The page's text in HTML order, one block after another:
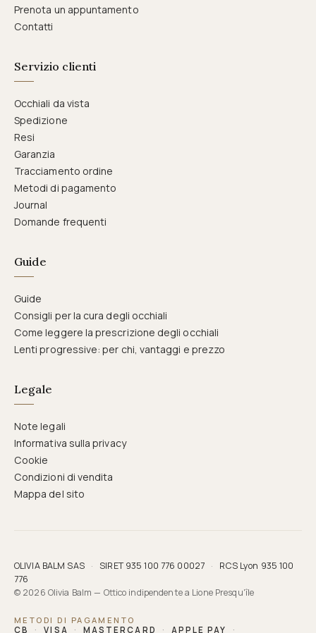
Prenota un appuntamento
Contatti
Servizio clienti
Occhiali da vista
Spedizione
Resi
Garanzia
Tracciamento ordine
Metodi di pagamento
Journal
Domande frequenti
Guide
Guide
Consigli per la cura degli occhiali
Come leggere la prescrizione degli occhiali
Lenti progressive: per chi, vantaggi e prezzo
Legale
Note legali
Informativa sulla privacy
Cookie
Condizioni di vendita
Mappa del sito
OLIVIA BALM SAS · SIRET 935 100 776 00027 ·
RCS Lyon 935 100
776
© 2026 Olivia Balm — Ottico indipendente a Lione Presqu'île
METODI DI PAGAMENTO
CB
· VISA · MASTERCARD · APPLE PAY ·